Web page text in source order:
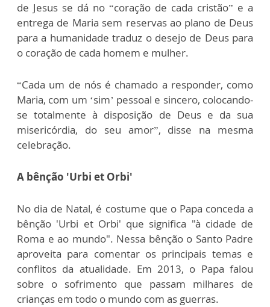
de Jesus se dá no “coração de cada cristão” e a
entrega de Maria sem reservas ao plano de Deus
para a humanidade traduz o desejo de Deus para
o coração de cada homem e mulher.
“Cada um de nós é chamado a responder, como
Maria, com um ‘sim’ pessoal e sincero, colocando-
se totalmente à disposição de Deus e da sua
misericórdia, do seu amor”, disse na mesma
celebração.
A bênção 'Urbi et Orbi'
No dia de Natal, é costume que o Papa conceda a
bênção 'Urbi et Orbi' que significa "à cidade de
Roma e ao mundo". Nessa bênção o Santo Padre
aproveita para comentar os principais temas e
conflitos da atualidade. Em 2013, o Papa falou
sobre o sofrimento que passam milhares de
crianças em todo o mundo com as guerras.